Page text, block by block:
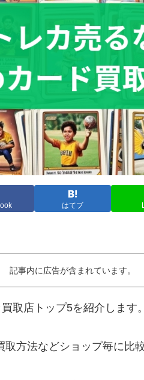
はてブ
記事内に広告が含まれています。
取店トップ5を紹介します。
方法などショップ毎に比